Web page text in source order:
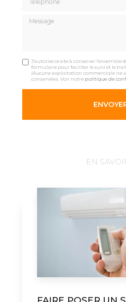
Message
J'autorise ce site à conserver l'ensemble
formulaire pour faciliter le suivi et le
(Aucune exploitation commerciale ne
conservées. Voir notrepolitique de
EN